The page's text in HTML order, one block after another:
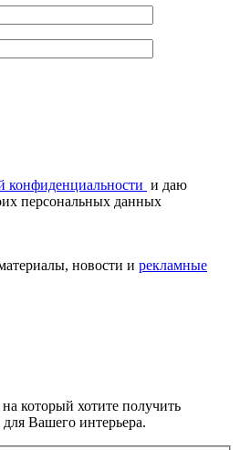
конфиденциальности и даю
персональных данных
новости и рекламные
который хотите получить
Вашего интерьера.